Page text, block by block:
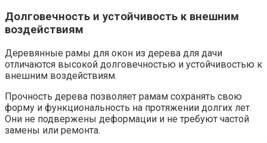
Долговечность и устойчивость к внешним
воздействиям
Деревянные рамы для окон из дерева для дачи
отличаются высокой долговечностью и устойчивостью к
внешним воздействиям.​
Прочность дерева позволяет рамам сохранять свою
форму и функциональность на протяжении долгих лет.​
Они не подвержены деформации и не требуют частой
замены или ремонта.​